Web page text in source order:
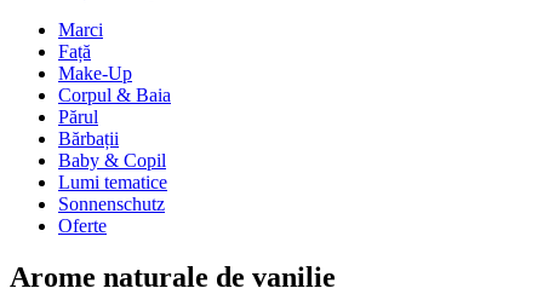
Marci
Față
Make-Up
Corpul & Baia
Părul
Bărbații
Baby & Copil
Lumi tematice
Sonnenschutz
Oferte
Arome naturale de vanilie